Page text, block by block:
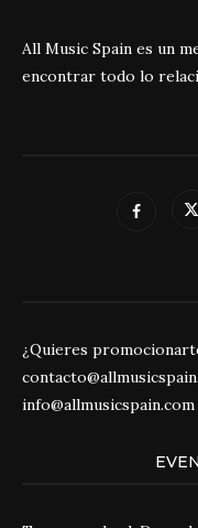
All Music Spain es un
encontrar todo lo
¿Quieres
info@allmusicspain.com